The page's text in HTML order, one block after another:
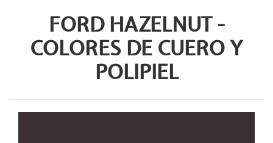
FORD HAZELNUT -
COLORES DE CUERO Y
POLIPIEL